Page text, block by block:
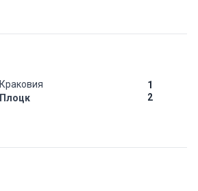
Краковия
1
2
Плоцк